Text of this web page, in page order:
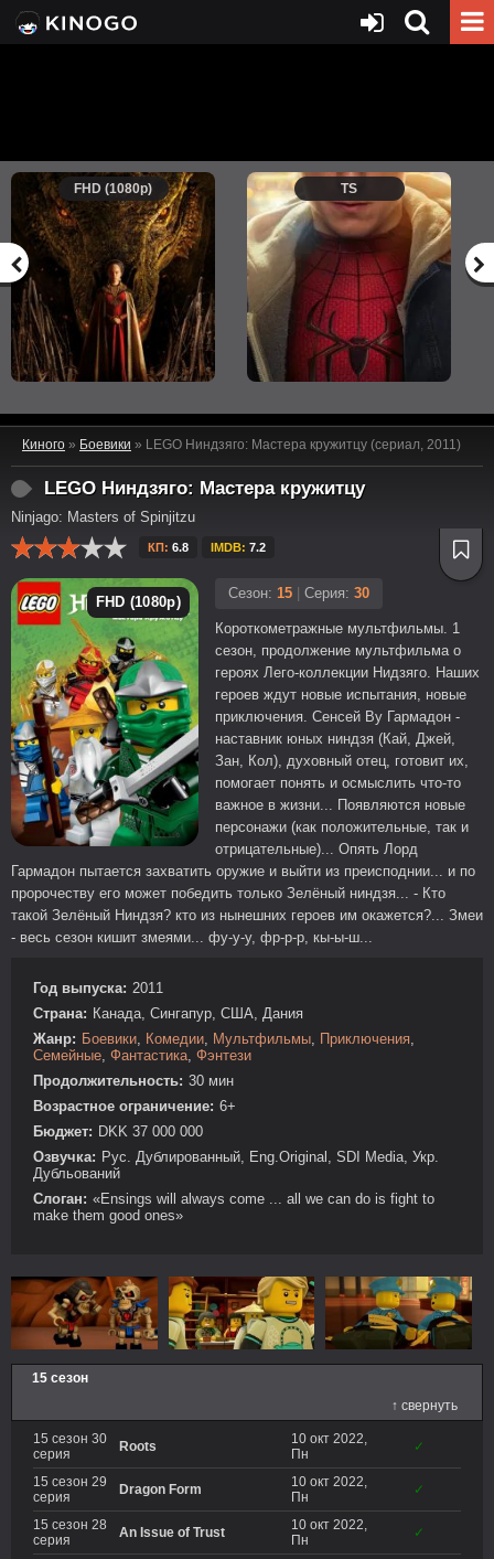
FHD (1080p) TS
Киного » Боевики » LEGO Ниндзяго: Мастера кружитцу (сериал, 2011)
LEGO Ниндзяго: Мастера кружитцу
Ninjago: Masters of Spinjitzu
КП: 6.8 IMDB: 7.2
FHD (1080p)
Сезон: 15 Серия: 30
Короткометражные мультфильмы. 1
сезон, продолжение мультфильма о
героях Лего-коллекции Нидзяго. Наших
героев ждут новые испытания, новые
приключения. Сенсей Ву Гармадон -
наставник юных ниндзя (Кай, Джей,
Зан, Кол), духовный отец, готовит их,
помогает понять и осмыслить что-то
важное в жизни... Появляются новые
персонажи (как положительные, так и
отрицательные)... Опять Лорд
Гармадон пытается захватить оружие и выйти из преисподнии... и по
пророчеству его может победить только Зелёный ниндзя... - Кто
такой Зелёный Ниндзя? кто из нынешних героев им окажется?... Змеи
- весь сезон кишит змеями... фу-у-у, фр-р-р, кы-ы-ш...
Год выпуска: 2011
Страна: Канада, Сингапур, США, Дания
Жанр: Боевики, Комедии, Мультфильмы, Приключения,
Семейные, Фантастика, Фэнтези
Продолжительность: 30 мин
Возрастное ограничение: 6+
Бюджет: DKK 37 000 000
Озвучка: Рус. Дублированный, Eng.Original, SDI Media, Укр.
Дубльований
Слоган: «Ensings will always come ... all we can do is fight to
make them good ones»
15 сезон
↑ свернуть
15 сезон 30
серия
Roots
10 окт 2022,
Пн
✓
15 сезон 29
серия
Dragon Form
10 окт 2022,
Пн
✓
15 сезон 28
серия
An Issue of Trust
10 окт 2022,
Пн
✓